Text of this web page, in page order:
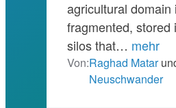
agricultural domain
fragmented, stored
silos that… mehr
Von:Raghad Matar
Neuschwander